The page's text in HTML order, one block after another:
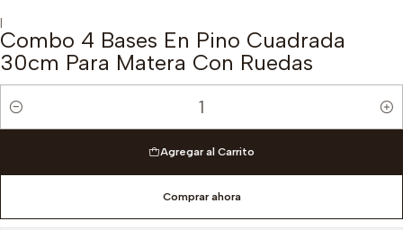
|
Combo 4 Bases En Pino Cuadrada
30cm Para Matera Con Ruedas
Cantidad
Agregar al Carrito
Comprar ahora